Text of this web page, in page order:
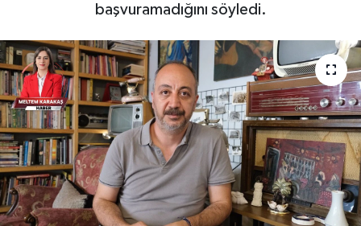
başvuramadığını söyledi.
Resmi ilanlar